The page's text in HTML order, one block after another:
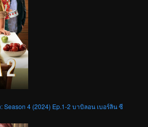
Season 4 (2024) Ep.1-2 บาบิลอน เบอร์ลิน ซี